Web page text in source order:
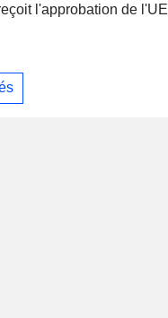
l'approbation de l'UE